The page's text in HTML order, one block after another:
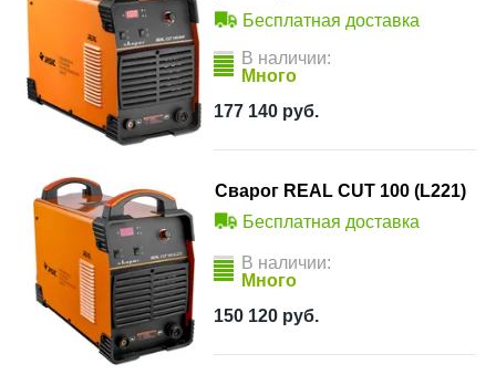
Бесплатная доставка
В наличии:
Много
177 140 руб.
Сварог REAL CUT 100 (L221)
Бесплатная доставка
В наличии:
Много
150 120 руб.